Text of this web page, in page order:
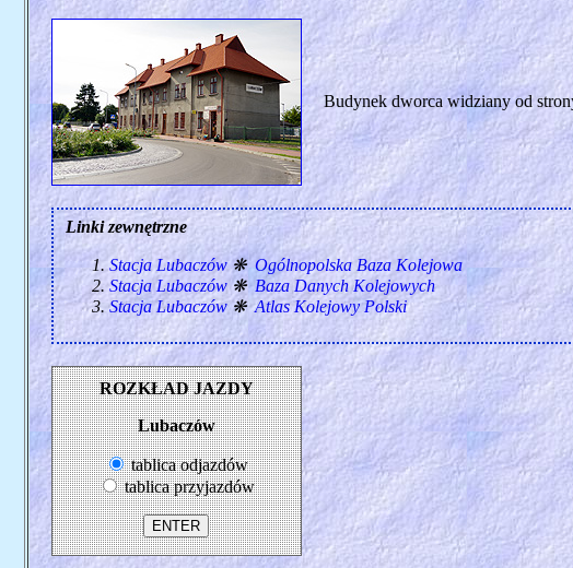
Budynek dworca widziany od
Linki zewnętrzne
Stacja Lubaczów❋ Ogólnopolska Baza Kolejowa
Stacja Lubaczów❋Baza Danych Kolejowych
Stacja Lubaczów❋Atlas Kolejowy Polski
ROZKŁAD JAZDY
Lubaczów
tablica odjazdów
tablica przyjazdów